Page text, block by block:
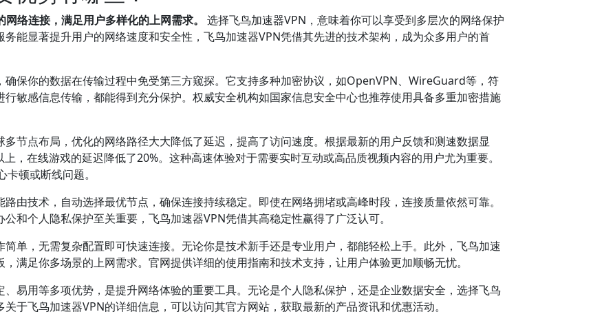
络连接，满足用户多样化的上网需求。
选择飞鸟加速器VPN，意味着你可以享受到多层次的网络保护
能显著提升用户的网络速度和安全性，飞鸟加速器VPN凭借其先进的技术架构，成为众多用户的首
保你的数据在传输过程中免受第三方窥探。它支持多种加密协议，如OpenVPN、WireGuard等，符
敏感信息传输，都能得到充分保护。权威安全机构如国家信息安全中心也推荐使用具备多重加密措施
节点布局，优化的网络路径大大降低了延迟，提高了访问速度。根据最新的用户反馈和测速数据显
，在线游戏的延迟降低了20%。这种高速体验对于需要实时互动或高品质视频内容的用户尤为重要。
顿或断线问题。
由技术，自动选择最优节点，确保连接持续稳定。即使在网络拥堵或高峰时段，连接质量依然可靠。
和个人隐私保护至关重要，飞鸟加速器VPN凭借其高稳定性赢得了广泛认可。
单，无需复杂配置即可快速连接。无论你是技术新手还是专业用户，都能轻松上手。此外，飞鸟加速
满足你多场景的上网需求。官网提供详细的使用指南和技术支持，让用户体验更加顺畅无忧。
易用等多项优势，是提升网络体验的重要工具。无论是个人隐私保护，还是企业数据安全，选择飞鸟
于飞鸟加速器VPN的详细信息，可以访问其官方网站，获取最新的产品资讯和优惠活动。